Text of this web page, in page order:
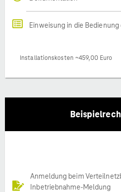
Einweisung in die
Installationskosten ~459,00 Euro
Anmeldung beim
Inbetriebnahme-Meldung